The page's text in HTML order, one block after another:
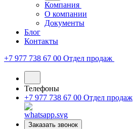
Компания
О компании
Документы
Блог
Контакты
+7 977 738 67 00 Отдел продаж
Телефоны
+7 977 738 67 00 Отдел продаж
Заказать звонок